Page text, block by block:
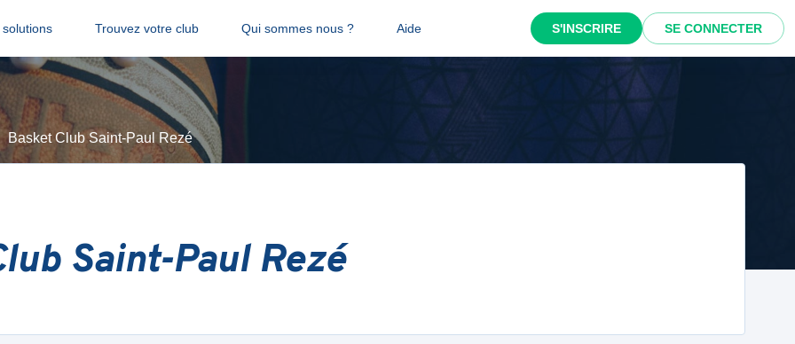
solutions Trouvez votre club Qui sommes nous ? Aide S'INSCRIRE SE CONNECTER
Basket Club Saint-Paul Rezé
Saint-Paul Rezé